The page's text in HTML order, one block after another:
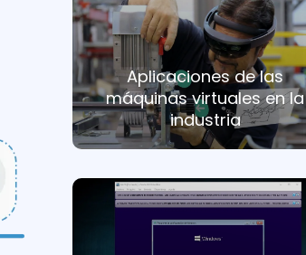
Aplicaciones de las
máquinas virtuales en la
industria